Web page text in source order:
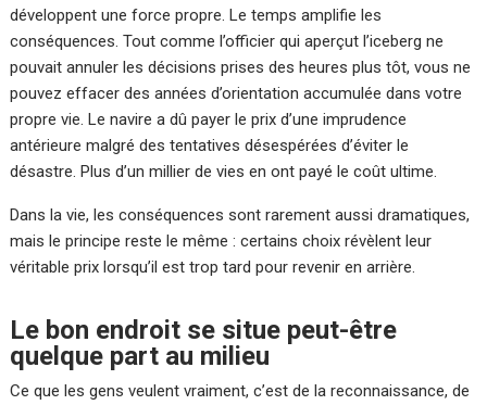
développent une force propre. Le temps amplifie les
conséquences. Tout comme l’officier qui aperçut l’iceberg ne
pouvait annuler les décisions prises des heures plus tôt, vous ne
pouvez effacer des années d’orientation accumulée dans votre
propre vie. Le navire a dû payer le prix d’une imprudence
antérieure malgré des tentatives désespérées d’éviter le
désastre. Plus d’un millier de vies en ont payé le coût ultime.
Dans la vie, les conséquences sont rarement aussi dramatiques,
mais le principe reste le même : certains choix révèlent leur
véritable prix lorsqu’il est trop tard pour revenir en arrière.
Le bon endroit se situe peut-être
quelque part au milieu
Ce que les gens veulent vraiment, c’est de la reconnaissance, de